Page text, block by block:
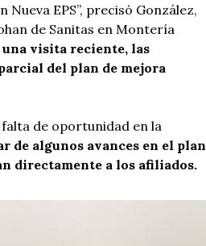
EPS”, precisó González,
de Sanitas en Montería
visita reciente, las
del plan de mejora
de oportunidad en la
de algunos avances en el plan
directamente a los afiliados.